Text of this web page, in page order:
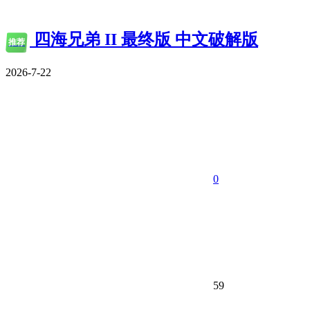
推荐 四海兄弟 II 最终版 中文破解版
2026-7-22
0
59